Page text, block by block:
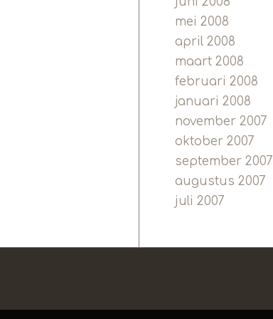
mei 2008
april 2008
maart 2008
februari 2008
januari 2008
november 2007
oktober 2007
september 2007
augustus 2007
juli 2007